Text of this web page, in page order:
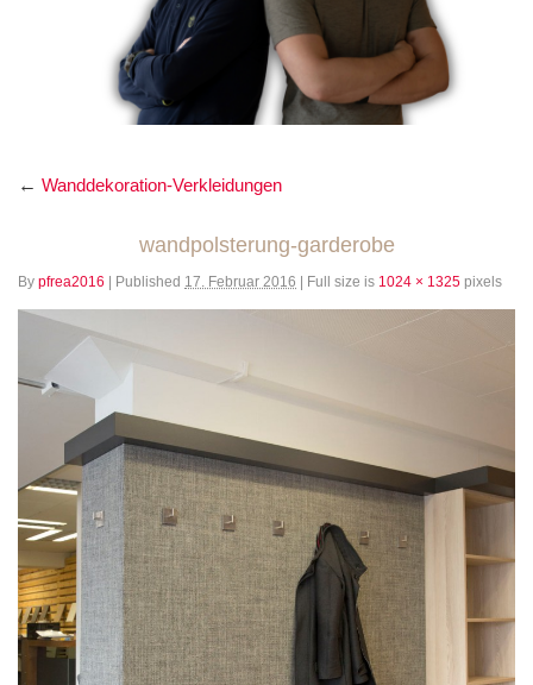
← Wanddekoration-Verkleidungen
wandpolsterung-garderobe
By pfrea2016 Published 17. Februar 2016 Full size is 1024 × 1325 pixels